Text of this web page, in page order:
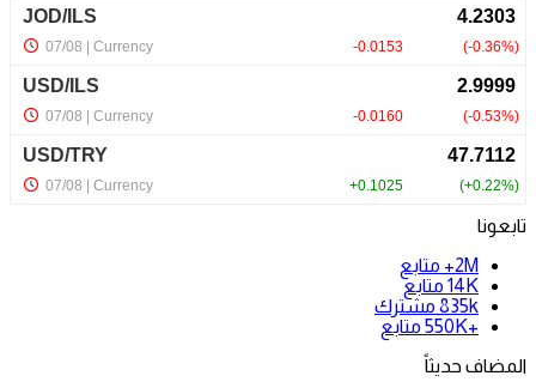
تابعونا
2M+
متابع
14K متابع
835k مشترك
+550K
متابع
المضاف حديثاً